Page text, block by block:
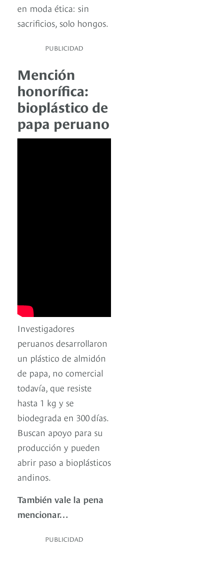
en moda ética: sin
sacrificios, solo hongos.
PUBLICIDAD
Mención
honorífica:
bioplástico de
papa peruano
Investigadores
peruanos desarrollaron
un plástico de almidón
de papa, no comercial
todavía, que resiste
hasta 1 kg y se
biodegrada en 300 días.
Buscan apoyo para su
producción y pueden
abrir paso a bioplásticos
andinos.
También vale la pena
mencionar…
PUBLICIDAD